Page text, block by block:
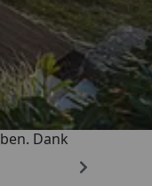
passt
Dank